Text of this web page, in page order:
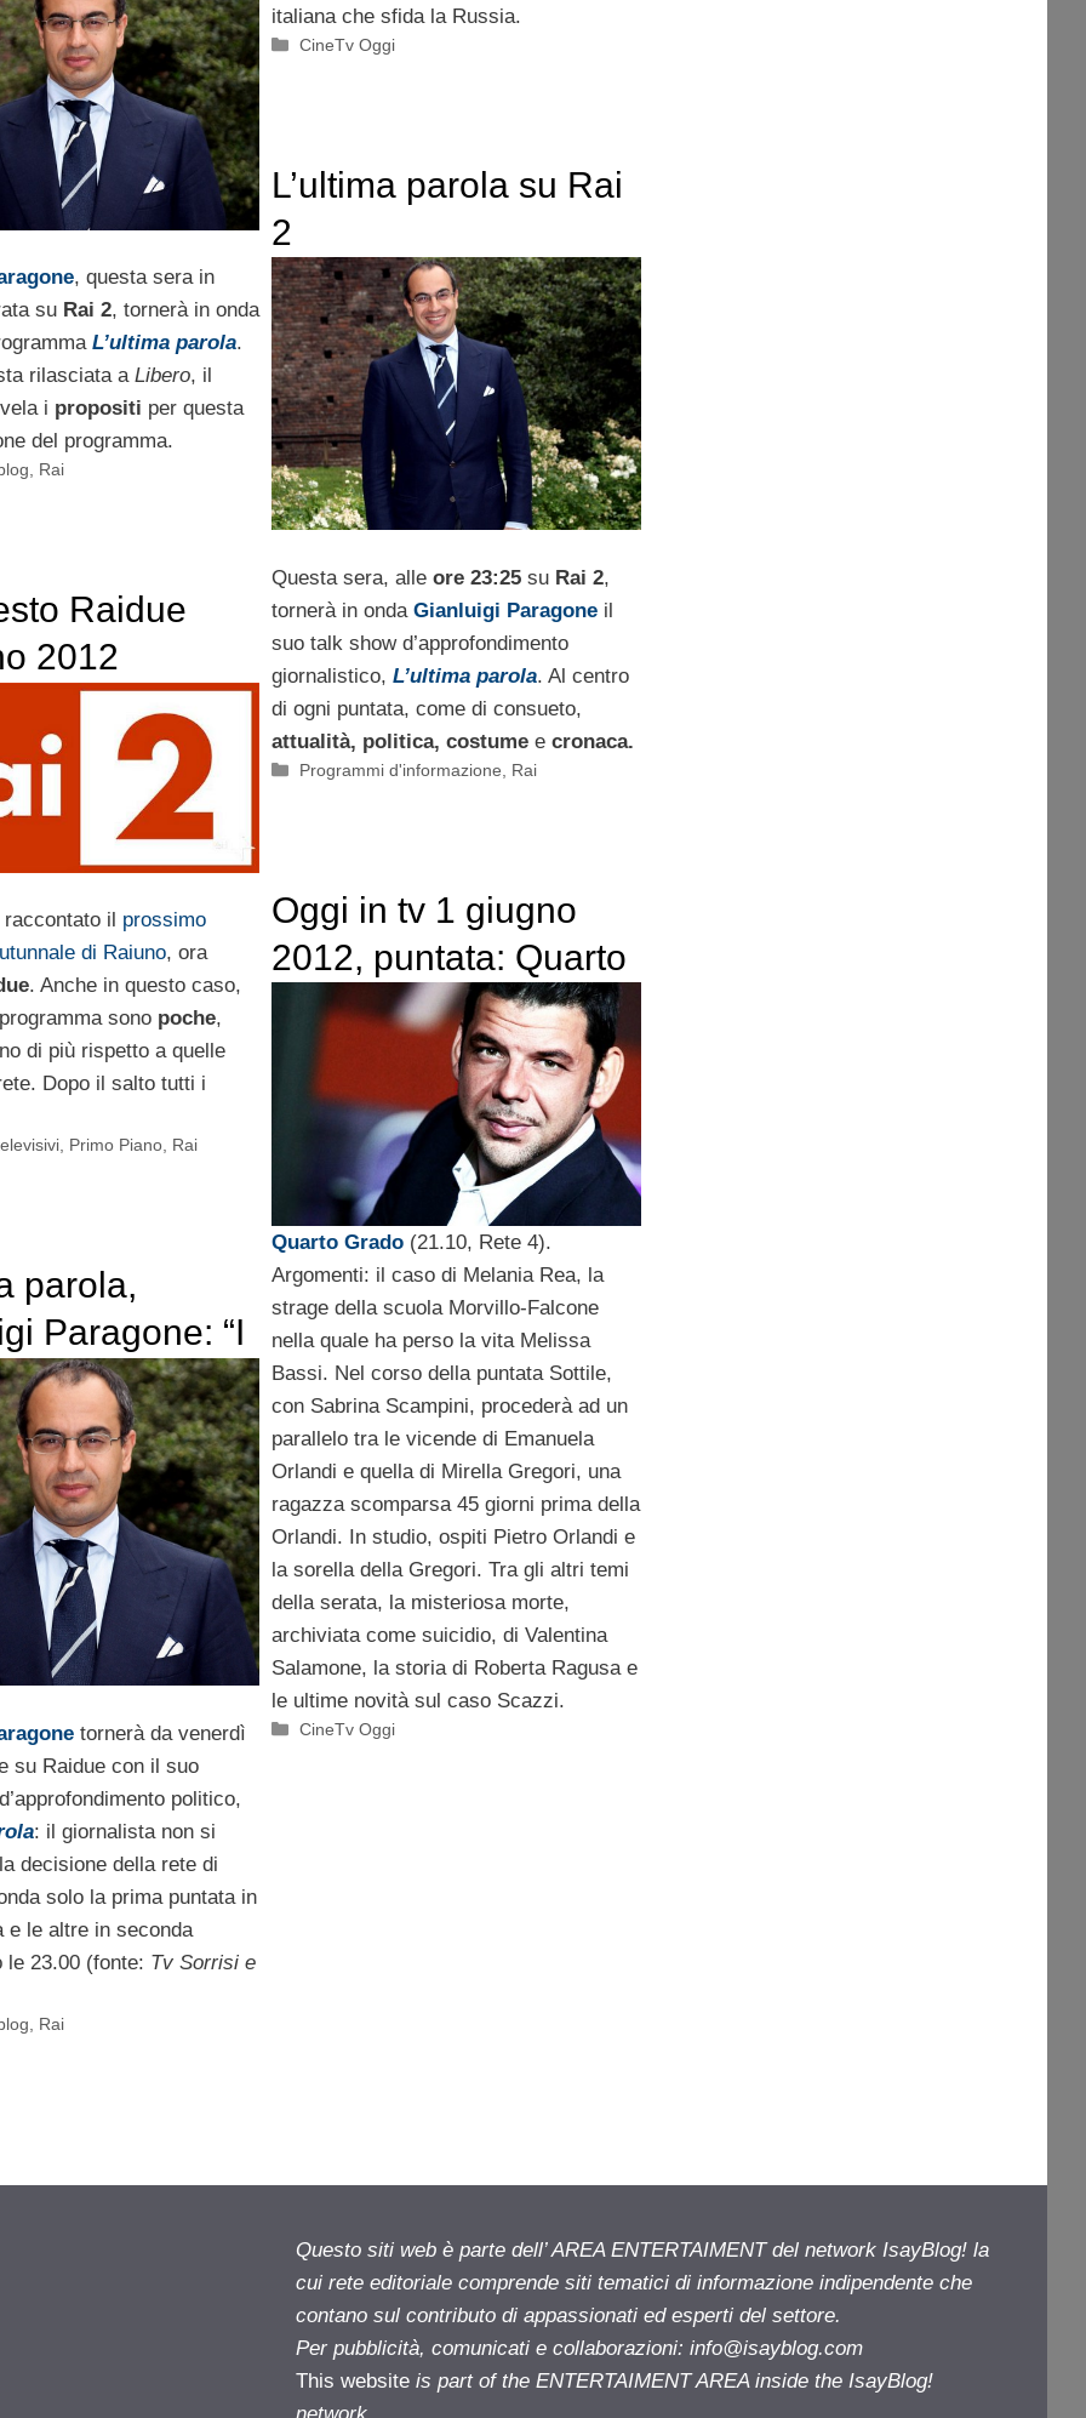
italiana che sfida la Russia.
Categorie
CineTv Oggi
più di
, questa sera in
su Rai 2, tornerà in onda
L’ultima parola.
rilasciata a Libero, il
i propositi per questa
del programma.
, Rai
L’ultima parola su Rai
2
Questa sera, alle ore 23:25suRai 2,
tornerà in ondaGianluigi Paragoneil
suo talk show d’approfondimento
giornalistico, L’ultima parola. Al centro
di ogni puntata, come di consueto,
attualità, politica, costume ecronaca.
Categorie
Programmi d'informazione Rai
Raidue
2012
il prossimo
di Raiuno, ora
. Anche in questo caso,
sono poche,
di più rispetto a quelle
Dopo il salto tutti i
, Primo Piano, Rai
Oggi in tv 1 giugno
2012, puntata: Quarto
Grado, Supercinema,
L’ultima parola
Quarto Grado(21.10, Rete 4).
Argomenti: il caso di Melania Rea, la
strage della scuola Morvillo-Falcone
nella quale ha perso la vita Melissa
Bassi. Nel corso della puntata Sottile,
con Sabrina Scampini, procederà ad un
parallelo tra le vicende di Emanuela
Orlandi e quella di Mirella Gregori, una
ragazza scomparsa 45 giorni prima della
Orlandi. In studio, ospiti Pietro Orlandi e
la sorella della Gregori. Tra gli altri temi
della serata, la misteriosa morte,
archiviata come suicidio, di Valentina
Salamone, la storia di Roberta Ragusa e
le ultime novità sul caso Scazzi.
Categorie
CineTv Oggi
parola,
Paragone: “I
sono i
gli
i
i
i precari”
tornerà da venerdì
su Raidue con il suo
politico,
: il giornalista non si
decisione della rete di
solo la prima puntata in
e le altre in seconda
le 23.00 (fonte: Tv Sorrisi e
Rai
Questo siti web è parte dell’ AREA ENTERTAIMENT del network IsayBlog! la
cui rete editoriale comprende siti tematici di informazione indipendente che
contano sul contributo di appassionati ed esperti del settore.
Per pubblicità, comunicati e collaborazioni: info@isayblog.com
This website is part of the ENTERTAIMENT AREA inside the IsayBlog!